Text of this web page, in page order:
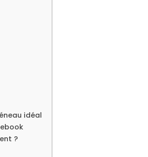
idéal
?